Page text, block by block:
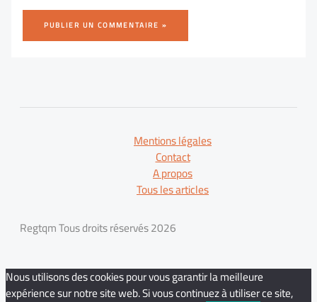
Mentions légales
Contact
A propos
Tous les articles
Regtqm Tous droits réservés 2026
Nous utilisons des cookies pour vous garantir la meilleure
expérience sur notre site web. Si vous continuez à utiliser ce site,